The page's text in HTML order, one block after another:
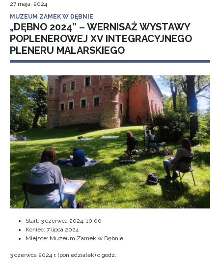
27 maja, 2024
MUZEUM ZAMEK W DĘBNIE
„DĘBNO 2024” – WERNISAŻ WYSTAWY
POPLENEROWEJ XV INTEGRACYJNEGO
PLENERU MALARSKIEGO
Start: 3 czerwca 2024, 10:00
Koniec: 7 lipca 2024
Miejsce: Muzeum Zamek w Dębnie
3 czerwca 2024 r. (poniedziałek) o godz.